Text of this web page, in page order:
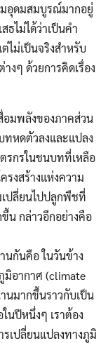
อุดมสมบูรณ์มากอยู่
ธไม่ได้ว่าเป็นคำ
ไม่เป็นจริงสำหรับ
งๆ ด้วยการคิดเรื่อง
มพลังของภาคส่วน
หดตัวลงและแปลง
รกรในชนบทที่เหลือ
งสร้างแห่งความ
เปลี่ยนไปปลูกพืชที่
น กล่าวอีกอย่างคือ
กันคือ ในวันข้าง
มิอากาศ (climate
นมากขึ้นราวกับเป็น
นปีหนึ่งๆ เราต้อง
รเปลี่ยนแปลงทางภูมิ